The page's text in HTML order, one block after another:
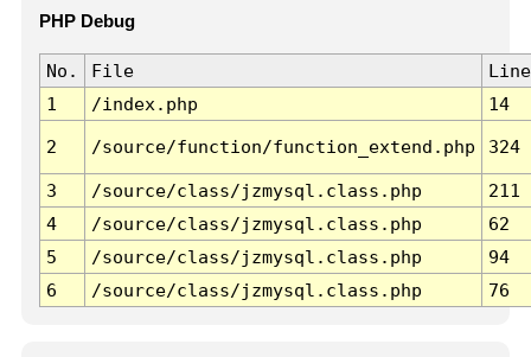
PHP Debug
No. File
Line
1
/index.php 14
2 /source/function/function_extend.php 324
3 /source/class/jzmysql.class.php
211
4
/source/class/jzmysql.class.php
62
5
/source/class/jzmysql.class.php
94
6
/source/class/jzmysql.class.php 76